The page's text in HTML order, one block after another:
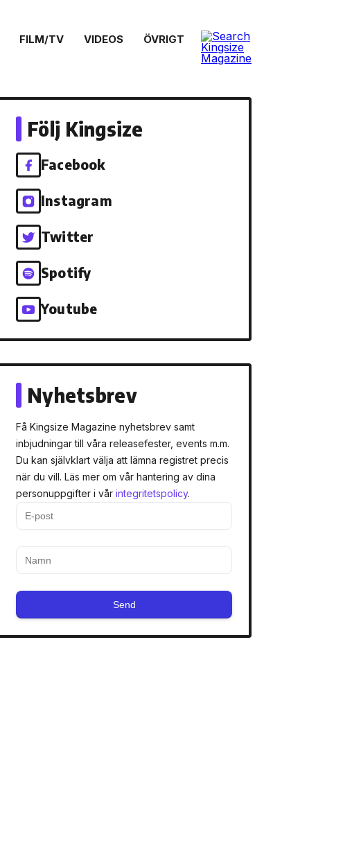
FILM/TV VIDEOS ÖVRIGT
Följ Kingsize
Facebook
Instagram
Twitter
Spotify
Youtube
Nyhetsbrev
Få Kingsize Magazine nyhetsbrev samt
inbjudningar till våra releasefester, events m.m.
Du kan självklart välja att lämna registret precis
när du vill. Läs mer om vår hantering av dina
personuppgifter i vår integritetspolicy.
Send